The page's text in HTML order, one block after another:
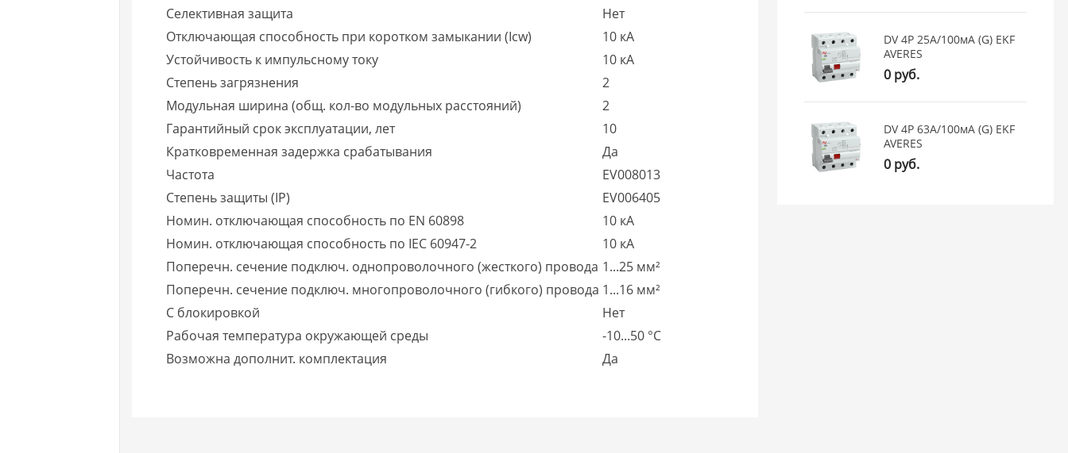
Селективная защита
Нет
Отключающая способность при коротком замыкании (Icw)
10 кА
Устойчивость к импульсному току
10 кА
Степень загрязнения
2
Модульная ширина (общ. кол-во модульных расстояний)
2
Гарантийный срок эксплуатации, лет
10
Кратковременная задержка срабатывания
Да
Частота
EV008013
Степень защиты (IP)
EV006405
Номин. отключающая способность по EN 60898
10 кА
Номин. отключающая способность по IEC 60947-2
10 кА
Поперечн. сечение подключ. однопроволочного (жесткого) провода 1...25 мм²
Поперечн. сечение подключ. многопроволочного (гибкого) провода 1...16 мм²
С блокировкой
Нет
Рабочая температура окружающей среды
-10...50 °C
Возможна дополнит. комплектация
Да
DV 4P 25А/100мА (G) EKF
AVERES
0 руб.
DV 4P 63А/100мА (G) EKF
AVERES
0 руб.